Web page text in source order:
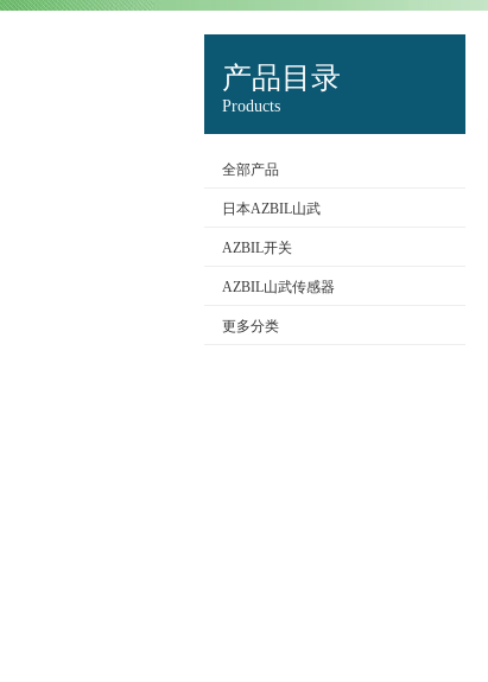
产品目录
Products
全部产品
日本AZBIL山武
AZBIL开关
AZBIL山武传感器
更多分类